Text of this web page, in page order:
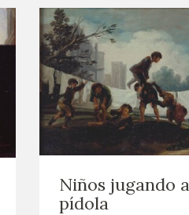
Niños jugando a
pídola